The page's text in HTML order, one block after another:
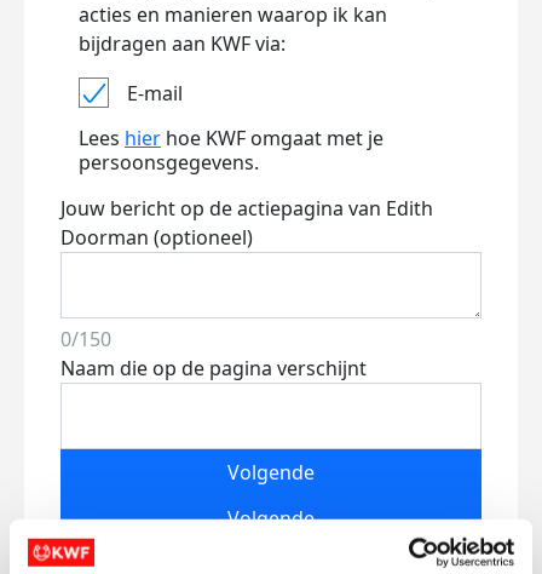
acties en manieren waarop ik kan
bijdragen aan KWF via:
E-mail
Lees hier hoe KWF omgaat met je
persoonsgegevens.
Jouw bericht op de actiepagina van Edith
Doorman (optioneel)
0/150
Naam die op de pagina verschijnt
Volgende
Volgende